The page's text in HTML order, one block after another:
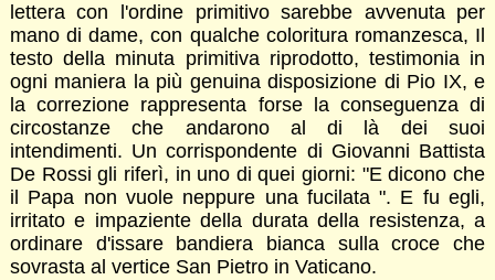
lettera con l'ordine primitivo sarebbe avvenuta per
mano di dame, con qualche coloritura romanzesca, Il
testo della minuta primitiva riprodotto, testimonia in
ogni maniera la più genuina disposizione di Pio IX, e
la correzione rappresenta forse la conseguenza di
circostanze che andarono al di là dei suoi
intendimenti. Un corrispondente di Giovanni Battista
De Rossi gli riferì, in uno di quei giorni: "E dicono che
il Papa non vuole neppure una fucilata ". E fu egli,
irritato e impaziente della durata della resistenza, a
ordinare d'issare bandiera bianca sulla croce che
sovrasta al vertice San Pietro in Vaticano.